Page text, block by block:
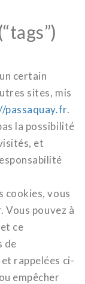
certain
sites, mis
passaquay.fr.
la possibilité
et
cookies, vous
Vous pouvez à
ce
de
rappelées ci-
empêcher